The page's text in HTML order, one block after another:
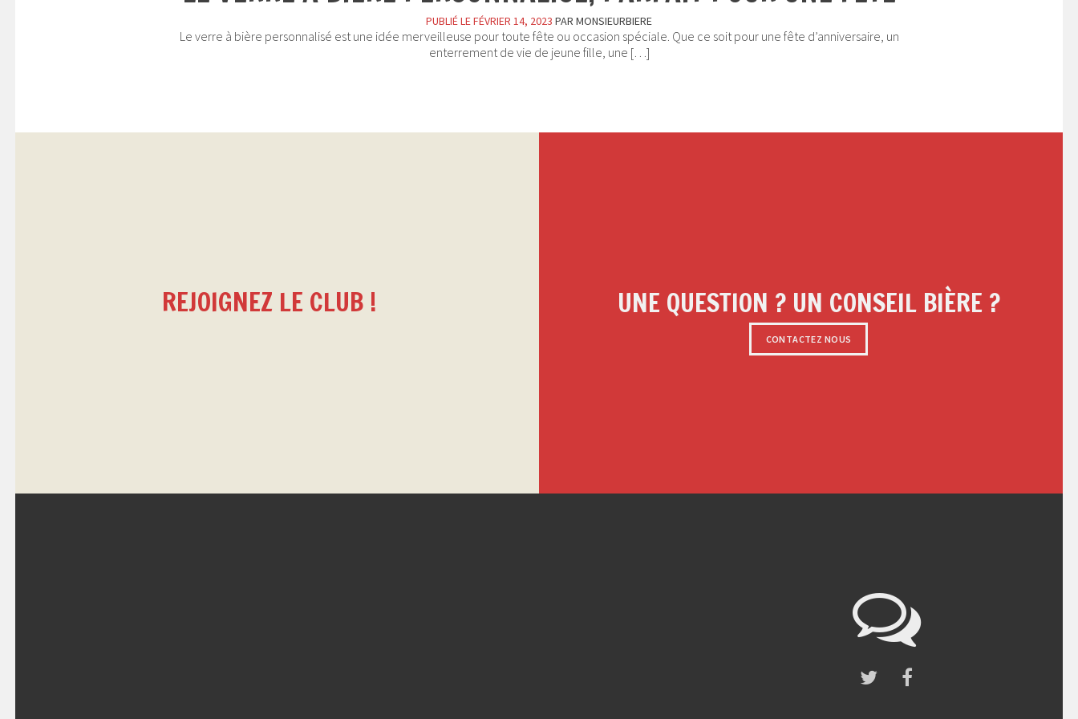
PUBLIÉ LEFÉVRIER 14, 2023 PAR MONSIEURBIERE
Le verre à bière personnalisé est une idée merveilleuse pour toute fête ou occasion spéciale. Que ce soit pour une fête d’anniversaire, un
enterrement de vie de jeune fille, une […]
REJOIGNEZ LE CLUB ! UNE QUESTION ? UN CONSEIL BIÈRE ?
CONTACTEZ NOUS